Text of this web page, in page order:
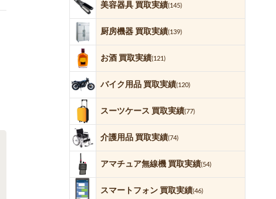
美容器具 買取実績(145)
厨房機器 買取実績(139)
お酒 買取実績(121)
バイク用品 買取実績(120)
スーツケース 買取実績(77)
介護用品 買取実績(74)
アマチュア無線機 買取実績(54)
スマートフォン 買取実績(46)